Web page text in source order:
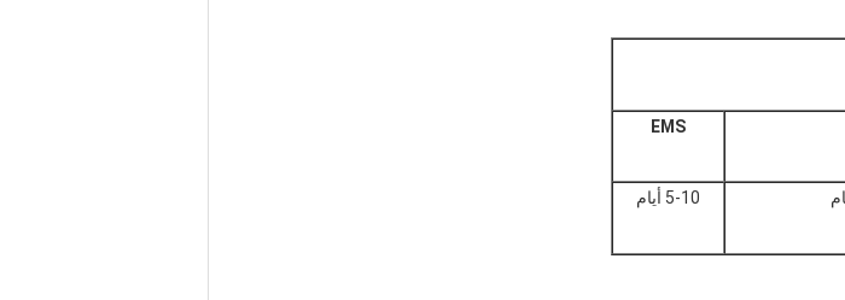
EMS
5-10 أيام